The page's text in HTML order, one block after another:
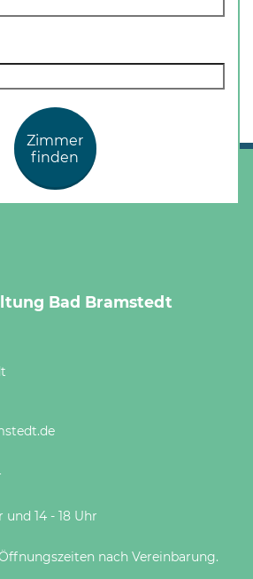
Zimmer
finden
Bad Bramstedt
14 - 18 Uhr
nach Vereinbarung.